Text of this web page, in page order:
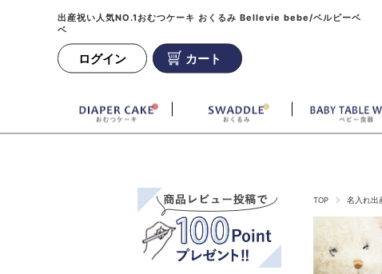
出産祝い人気NO.1おむつケーキ おくるみ Bellevie bebe/ベルビーベ
ベ
ログイン カート
TOP 名入れ出